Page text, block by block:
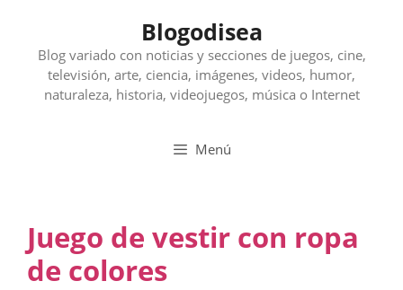
contenido
Blogodisea
Blog variado con noticias y secciones de juegos, cine,
televisión, arte, ciencia, imágenes, videos, humor,
naturaleza, historia, videojuegos, música o Internet
Menú
Juego de vestir con ropa
de colores